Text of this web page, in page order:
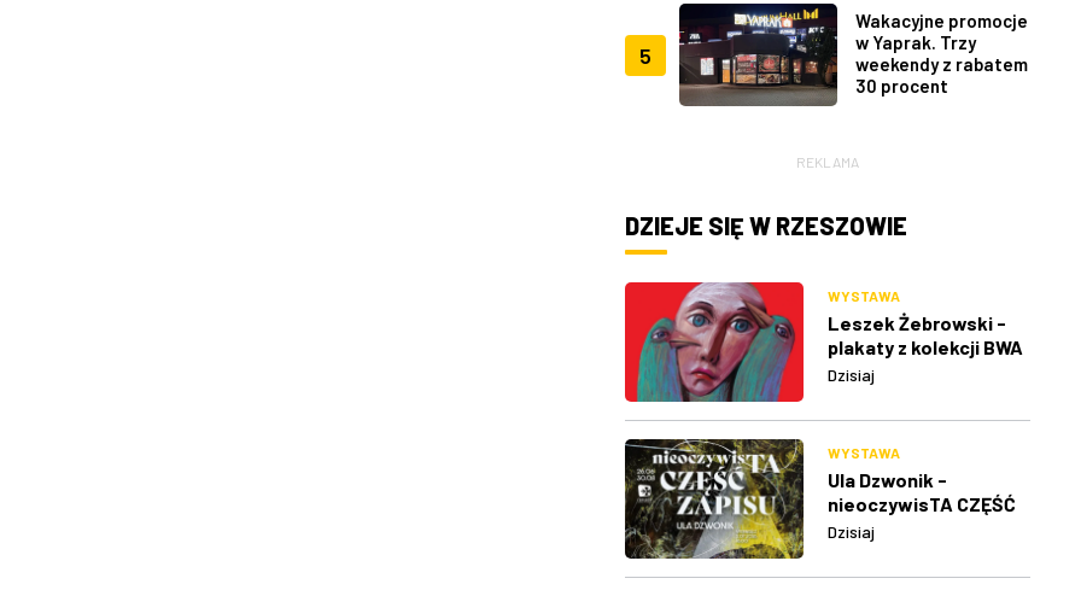
5
Wakacyjne promocje
w Yaprak. Trzy
weekendy z rabatem
30 procent
REKLAMA
DZIEJE SIĘ W RZESZOWIE
WYSTAWA
Leszek Żebrowski -
plakaty z kolekcji BWA
w Rzeszowie
Dzisiaj
WYSTAWA
Ula Dzwonik -
nieoczywisTA CZĘŚĆ
ZAPISU
Dzisiaj